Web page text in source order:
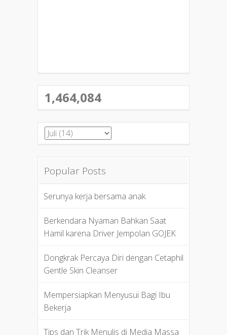
1,464,084
Popular Posts
Serunya kerja bersama anak
Berkendara Nyaman Bahkan Saat
Hamil karena Driver Jempolan GOJEK
Dongkrak Percaya Diri dengan Cetaphil
Gentle Skin Cleanser
Mempersiapkan Menyusui Bagi Ibu
Bekerja
Tips dan Trik Menulis di Media Massa